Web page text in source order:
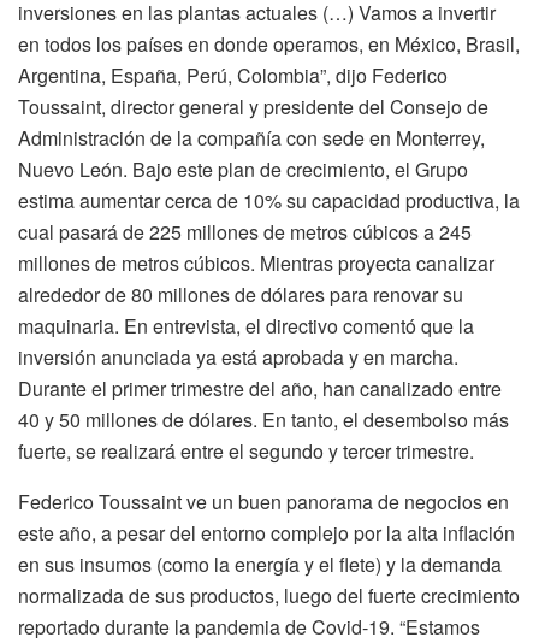
inversiones en las plantas actuales (…) Vamos a invertir
en todos los países en donde operamos, en México, Brasil,
Argentina, España, Perú, Colombia”, dijo Federico
Toussaint, director general y presidente del Consejo de
Administración de la compañía con sede en Monterrey,
Nuevo León. Bajo este plan de crecimiento, el Grupo
estima aumentar cerca de 10% su capacidad productiva, la
cual pasará de 225 millones de metros cúbicos a 245
millones de metros cúbicos. Mientras proyecta canalizar
alrededor de 80 millones de dólares para renovar su
maquinaria. En entrevista, el directivo comentó que la
inversión anunciada ya está aprobada y en marcha.
Durante el primer trimestre del año, han canalizado entre
40 y 50 millones de dólares. En tanto, el desembolso más
fuerte, se realizará entre el segundo y tercer trimestre.
Federico Toussaint ve un buen panorama de negocios en
este año, a pesar del entorno complejo por la alta inflación
en sus insumos (como la energía y el flete) y la demanda
normalizada de sus productos, luego del fuerte crecimiento
reportado durante la pandemia de Covid-19. “Estamos